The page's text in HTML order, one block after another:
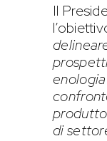
Il
di